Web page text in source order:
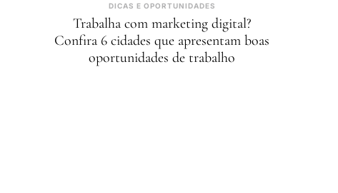
DICAS E OPORTUNIDADES
Trabalha com marketing digital?
Confira 6 cidades que apresentam boas
oportunidades de trabalho